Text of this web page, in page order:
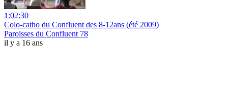
1:02:30
Colo-catho du Confluent des 8-12ans (été 2009)
Paroisses du Confluent 78
il y a 16 ans